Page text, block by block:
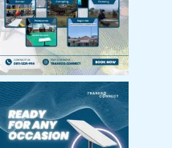
Starlink Bisa
Dimana Saja
Harga Starlink Gen